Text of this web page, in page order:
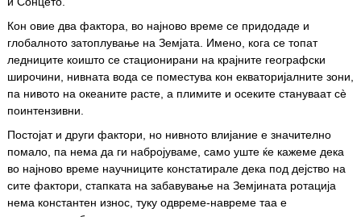
Кон овие два фактора, во најново време се придодаде и
глобалното затоплување на Земјата. Имено, кога се топат
ледниците коишто се стационирани на крајните географски
широчини, нивната вода се поместува кон екваторијалните зони,
па нивото на океаните расте, а плимите и осеките стануваат сè
поинтензивни.
Постојат и други фактори, но нивното влијание е значително
помало, па нема да ги набројуваме, само уште ќе кажеме дека
во најново време научниците констатирале дека под дејство на
сите фактори, стапката на забавување на Земјината ротација
нема константен износ, туку одвреме-навреме таа е